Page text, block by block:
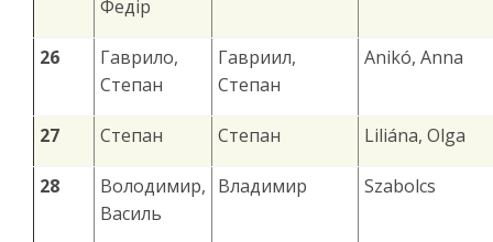
Федір
26
Гаврило,
Степан
Гавриил,
Степан
Anikó, Anna
27 Степан Степан Liliána, Olga
28
Володимир,
Василь
Владимир Szabolcs